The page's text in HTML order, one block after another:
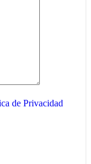
de Privacidad